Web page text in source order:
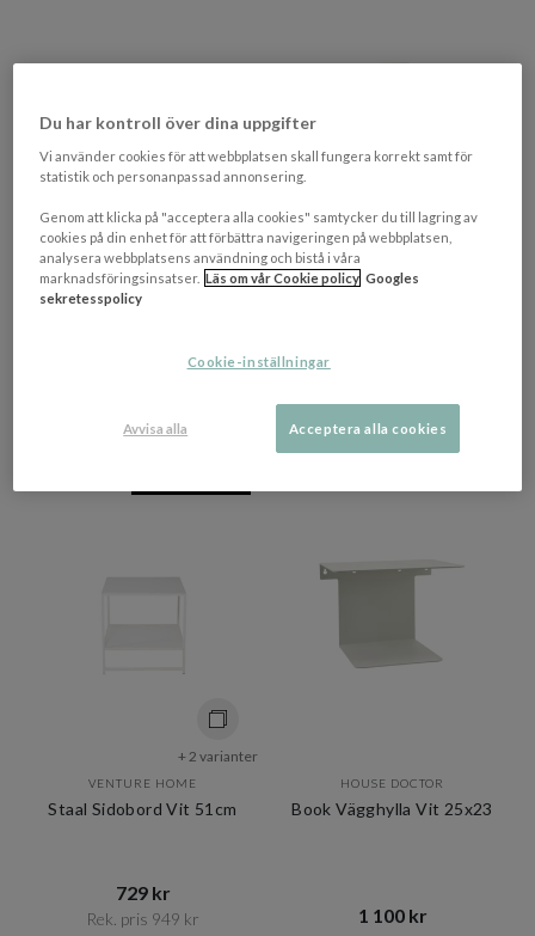
+ 2 varianter
VENTURE HOME
Staal Sidobord Vit 46cm
4-9 vardagar
NORDIC HOME
2 495 kr​​
I lager
+ 2 varianter
VENTURE HOME
Staal Sidobord Vit 51cm
729 kr​​
Rek. pris 949 kr​​
HOUSE DOCTOR
Book Vägghylla Vit 25x23
1 100 kr​​
Du har kontroll över dina uppgifter
Vi använder cookies för att webbplatsen skall fungera korrekt samt för
statistik och personanpassad annonsering.
Genom att klicka på "acceptera alla cookies" samtycker du till lagring av
cookies på din enhet för att förbättra navigeringen på webbplatsen,
analysera webbplatsens användning och bistå i våra
marknadsföringsinsatser. Läs om vår Cookie policy Googles
sekretesspolicy
Cookie-inställningar
Avvisa alla Acceptera alla cookies